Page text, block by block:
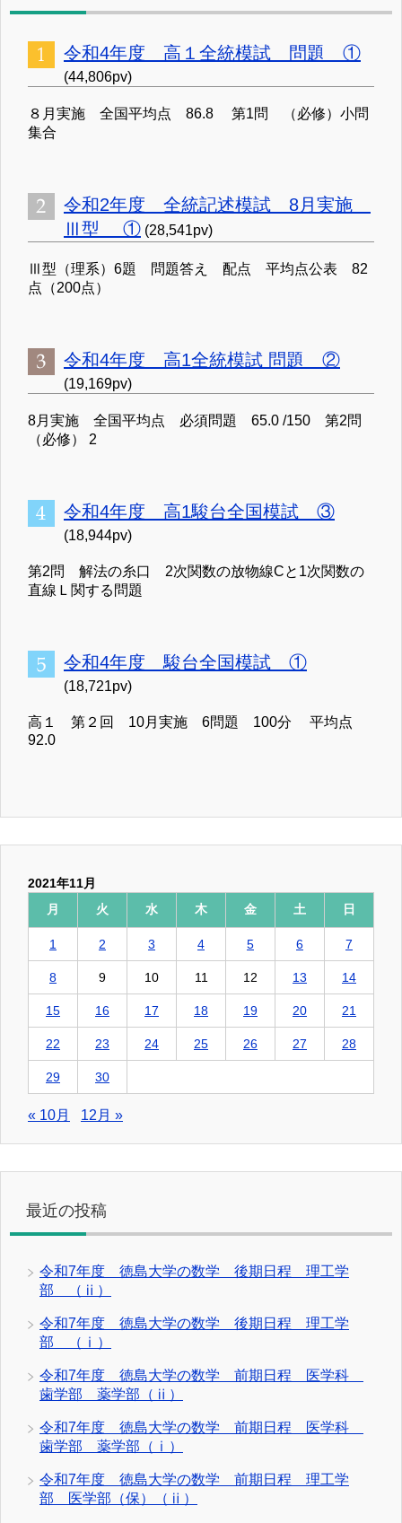
令和4年度 高１全統模試 問題 ①
(44,806pv)
８月実施 全国平均点 86.8 第1問 （必修）小問
集合
令和2年度 全統記述模試 8月実施
Ⅲ型 ① (28,541pv)
Ⅲ型（理系）6題 問題答え 配点 平均点公表 82
点（200点）
令和4年度 高1全統模試 問題 ②
(19,169pv)
8月実施 全国平均点 必須問題 65.0 /150 第2問
（必修） 2
令和4年度 高1駿台全国模試 ③
(18,944pv)
第2問 解法の糸口 2次関数の放物線Cと1次関数の
直線Ｌ関する問題
令和4年度 駿台全国模試 ①
(18,721pv)
高１ 第２回 10月実施 6問題 100分 平均点
92.0
2021年11月
月
火 水 木 金 土 日
1 2 3 4 5 6 7
8 9 10 11 12 13 14
15 16 17 18 19 20 21
22 23 24 25 26 27 28
29 30
« 10月 12月 »
最近の投稿
令和7年度 徳島大学の数学 後期日程 理工学
部 （ⅱ）
令和7年度 徳島大学の数学 後期日程 理工学
部 （ⅰ）
令和7年度 徳島大学の数学 前期日程 医学科
歯学部 薬学部（ⅱ）
令和7年度 徳島大学の数学 前期日程 医学科
歯学部 薬学部（ⅰ）
令和7年度 徳島大学の数学 前期日程 理工学
部 医学部（保）（ⅱ）